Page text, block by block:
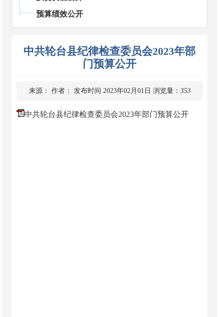
预算绩效公开
中共轮台县纪律检查委员会2023年部
门预算公开
来源： 作者： 发布时间 2023年02月01日 浏览量： 353
中共轮台县纪律检查委员会2023年部门预算公开